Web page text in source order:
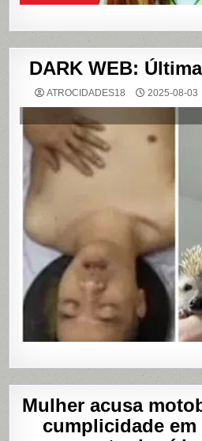
DARK WEB:
ATROCIDADES18 2025-08-03
Mulher acusa
cumplicidade